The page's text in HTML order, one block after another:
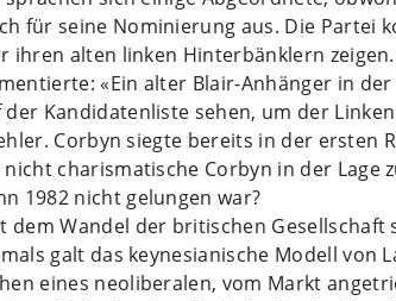
für seine Nominierung aus. Die Partei
ihren alten linken Hinterbänklern zeigen.
«Ein alter Blair-Anhänger in
Kandidatenliste sehen, um der
Corbyn siegte bereits in der ersten
charismatische Corbyn in der Lage
1982 nicht gelungen war?
dem Wandel der britischen Gesellschaft
galt das keynesianische Modell von
eines neoliberalen, vom Markt